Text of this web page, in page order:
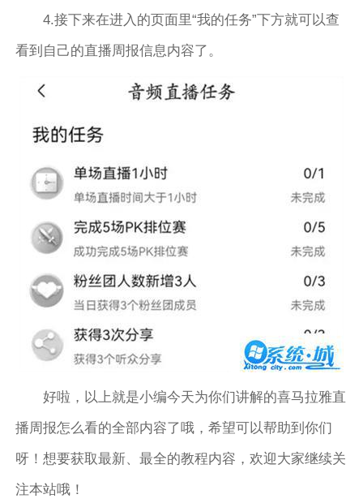
4.接下来在进入的页面里“我的任务”下方就可以查
看到自己的直播周报信息内容了。
好啦，以上就是小编今天为你们讲解的喜马拉雅直
播周报怎么看的全部内容了哦，希望可以帮助到你们
呀！想要获取最新、最全的教程内容，欢迎大家继续关
注本站哦！